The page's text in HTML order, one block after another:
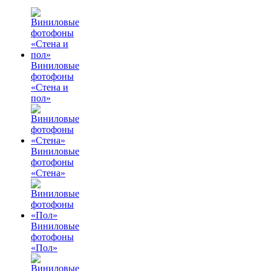
Виниловые
фотофоны
«Стена и
пол»
Виниловые
фотофоны
«Стена»
Виниловые
фотофоны
«Пол»